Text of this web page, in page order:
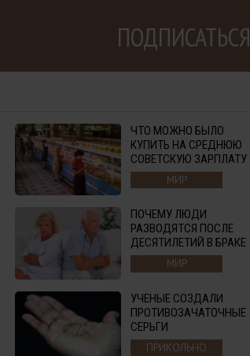
ПОДПИСАТЬСЯ
ЧТО МОЖНО БЫЛО
КУПИТЬ НА СРЕДНЮЮ
СОВЕТСКУЮ ЗАРПЛАТУ
МИР
ПОЧЕМУ ЛЮДИ
РАЗВОДЯТСЯ ПОСЛЕ
ДЕСЯТИЛЕТИЙ В БРАКЕ
МИР
УЧЕНЫЕ СОЗДАЛИ
ПРОТИВОЗАЧАТОЧНЫЕ
СЕРЬГИ
ПРИКОЛЬНО